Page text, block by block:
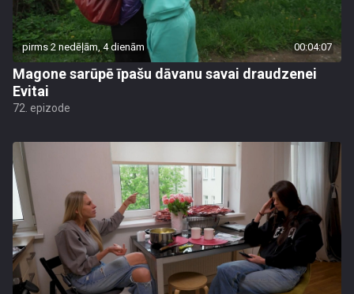
pirms 2 nedēļām, 4 dienām 00:04:07
Magone sarūpē īpašu dāvanu savai draudzenei
Evitai
72. epizode